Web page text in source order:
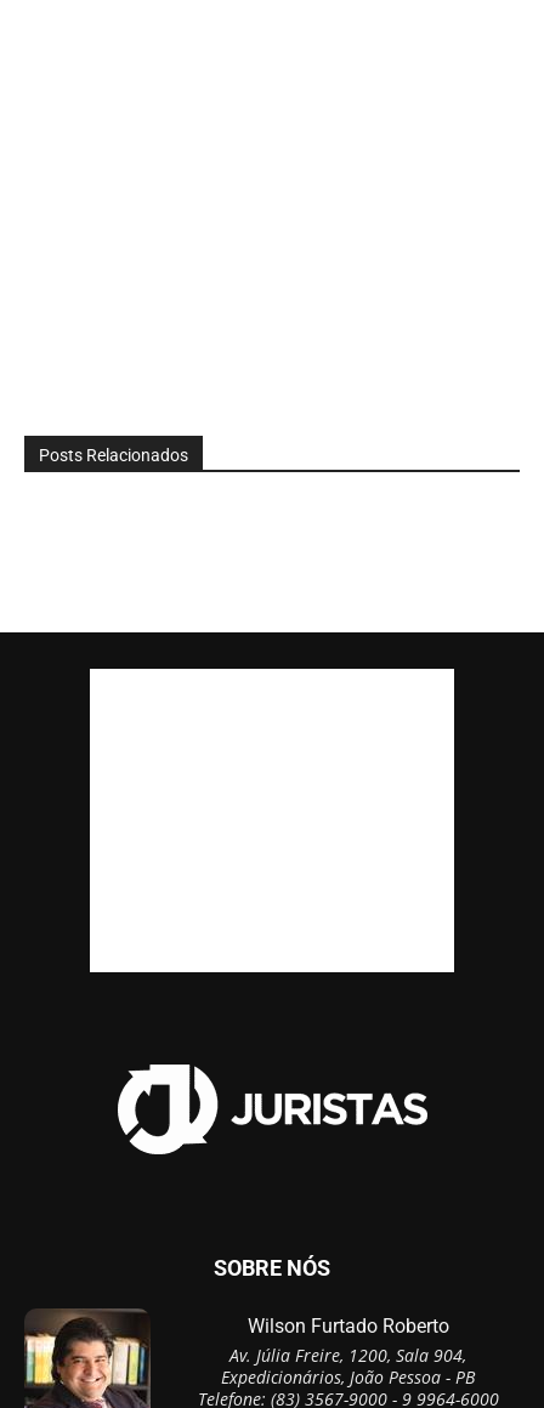
Posts Relacionados
SOBRE NÓS
Wilson Furtado Roberto
Av. Júlia Freire, 1200, Sala 904,
Expedicionários, João Pessoa - PB
Telefone: (83) 3567-9000 - 9 9964-6000